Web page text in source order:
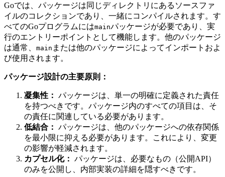
Goでは、パッケージは同じディレクトリにあるソースファ
イルのコレクションであり、一緒にコンパイルされます。す
べてのGoプログラムにはmainパッケージが必要であり、実
行のエントリーポイントとして機能します。他のパッケージ
は通常、 main または他のパッケージによってインポートおよ
び使用されます。
パッケージ設計の主要原則：
凝集性： パッケージは、単一の明確に定義された責任
を持つべきです。パッケージ内のすべての項目は、そ
の責任に関連している必要があります。
低結合： パッケージは、他のパッケージへの依存関係
を最小限に抑える必要があります。これにより、変更
の影響が軽減されます。
カプセル化： パッケージは、必要なもの（公開API）
のみを公開し、内部実装の詳細を隠すべきです。